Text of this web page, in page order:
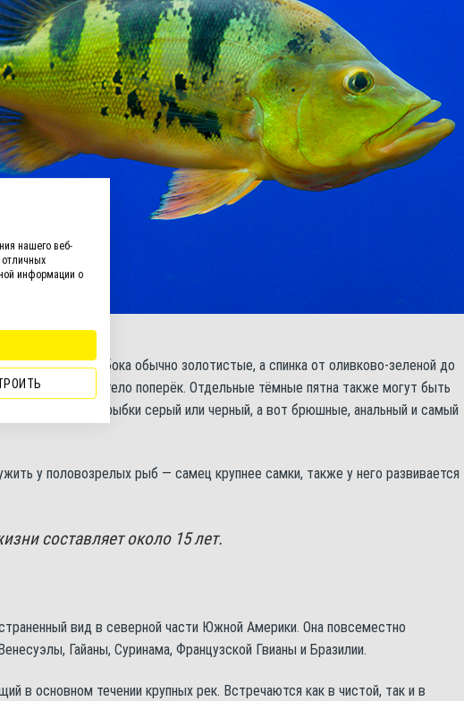
Брюшко и бока обычно золотистые, а спинка от оливково-зеленой до
пересекают тело поперёк. Отдельные тёмные пятна также могут быть
плавник у рыбки серый или черный, а вот брюшные, анальный и самый
у половозрелых рыб — самец крупнее самки, также у него развивается
составляет около 15 лет.
вид в северной части Южной Америки. Она повсеместно
Гайаны, Суринама, Французской Гвианы и Бразилии.
в основном течении крупных рек. Встречаются как в чистой, так и в
нашего веб-
отличных
информации о